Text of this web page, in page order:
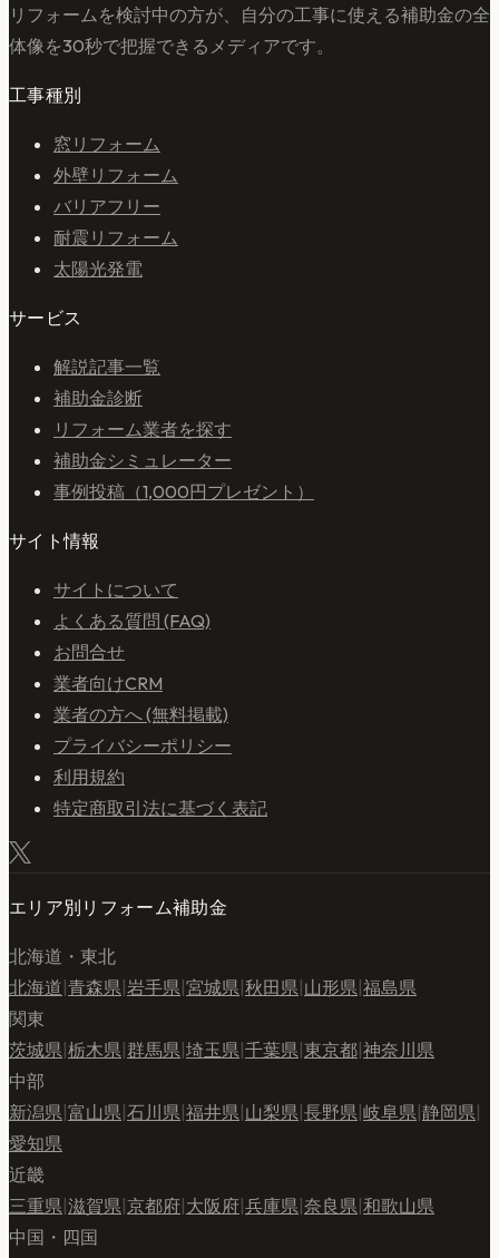
リフォームを検討中の方が、自分の工事に使える補助金の全
体像を30秒で把握できるメディアです。
工事種別
窓リフォーム
外壁リフォーム
バリアフリー
耐震リフォーム
太陽光発電
サービス
解説記事一覧
補助金診断
リフォーム業者を探す
補助金シミュレーター
事例投稿（1,000円プレゼント）
サイト情報
サイトについて
よくある質問 (FAQ)
お問合せ
業者向けCRM
業者の方へ (無料掲載)
プライバシーポリシー
利用規約
特定商取引法に基づく表記
エリア別リフォーム補助金
北海道・東北
北海道 青森県 岩手県 宮城県 秋田県 山形県 福島県
関東
茨城県 栃木県 群馬県 埼玉県 千葉県 東京都 神奈川県
中部
新潟県 富山県 石川県 福井県 山梨県 長野県 岐阜県 静岡県
愛知県
近畿
三重県 滋賀県 京都府 大阪府 兵庫県 奈良県 和歌山県
中国・四国